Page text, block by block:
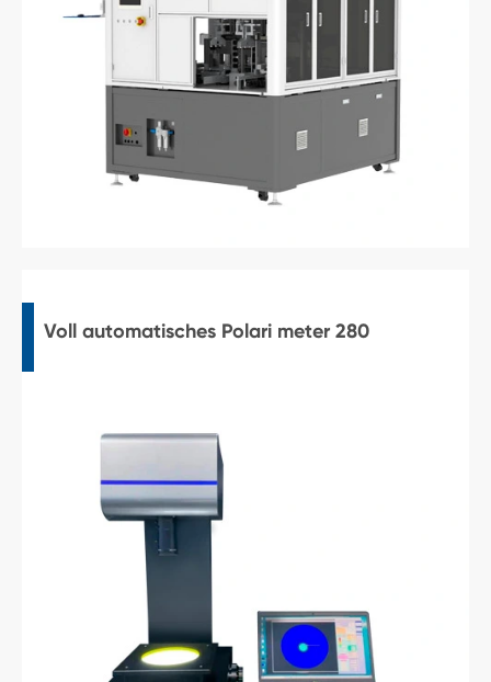
Voll automatisches Polari meter 280